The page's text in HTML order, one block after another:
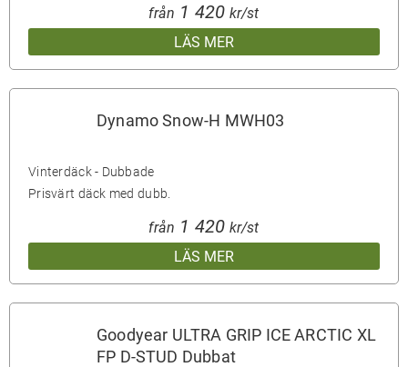
LÄS MER
från 1 420 kr/st
Dynamo Snow-H MWH03
Vinterdäck - Dubbade
Prisvärt däck med dubb.
LÄS MER
från 1 420 kr/st
Goodyear ULTRA GRIP ICE ARCTIC XL
FP D-STUD Dubbat